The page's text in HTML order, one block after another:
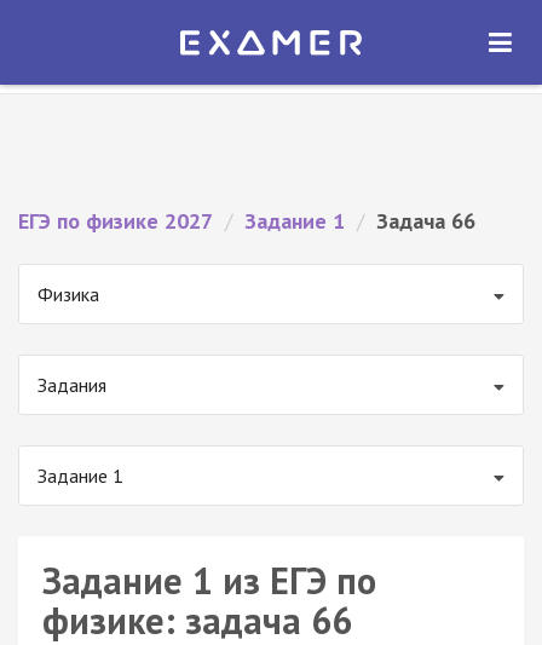
Экзамер — ЕГЭ 2027
ОТКРЫТЬ
ЕГЭ по физике 2027 / Задание 1 / Задача 66
Физика
Задания
Задание 1
Задание 1 из ЕГЭ по
физике: задача 66